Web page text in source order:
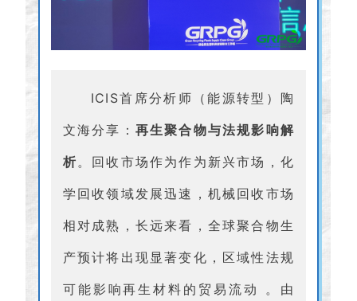
ICIS首席分析师（能源转型）陶
文海分享： 再生聚合物与法规影响解
析。回收市场作为作为新兴市场，化
学回收领域发展迅速，机械回收市场
相对成熟，长远来看，全球聚合物生
产预计将出现显著变化，区域性法规
可能影响再生材料的贸易流动 。由